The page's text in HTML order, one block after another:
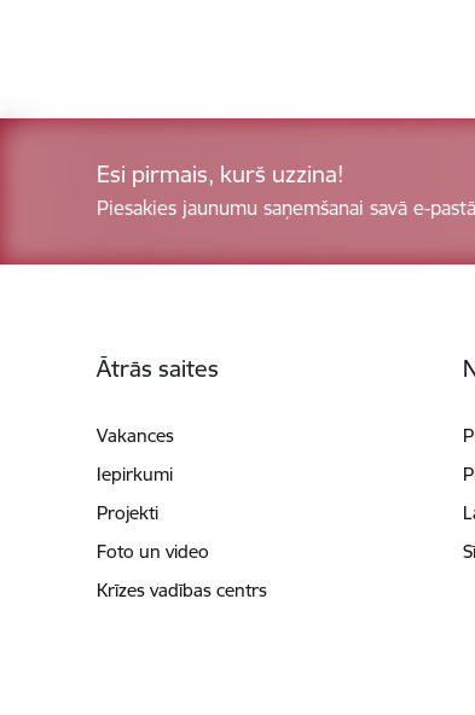
Esi pirmais, kurš uzzina!
Piesakies jaunumu saņemšanai savā e-
Ātrās saites
Vakances
Iepirkumi
Projekti
Foto un video
Krīzes vadības centrs